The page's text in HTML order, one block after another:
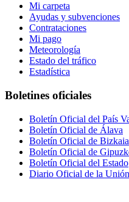
Mi carpeta
Ayudas y subvenciones
Contrataciones
Mi pago
Meteorología
Estado del tráfico
Estadística
Boletines oficiales
Boletín Oficial del País
Boletín Oficial de Álava
Boletín Oficial de Bizkaia
Boletín Oficial de
Boletín Oficial del Estado
Diario Oficial de la